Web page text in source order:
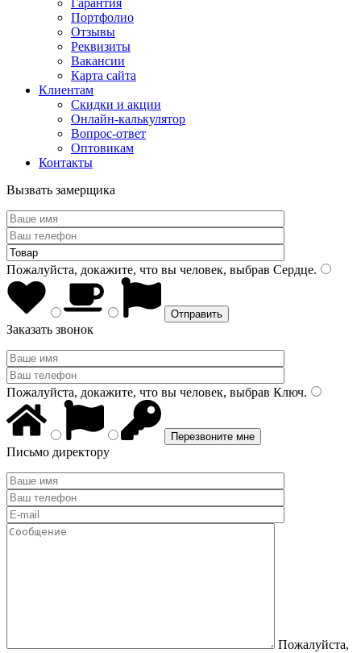
Гарантия
Портфолио
Отзывы
Реквизиты
Вакансии
Карта сайта
Клиентам
Скидки и акции
Онлайн-калькулятор
Вопрос-ответ
Оптовикам
Контакты
Вызвать замерщика
Пожалуйста, докажите, что вы человек, выбрав Сердце.
Заказать звонок
Пожалуйста, докажите, что вы человек, выбрав Ключ.
Письмо директору
Пожалуйста,